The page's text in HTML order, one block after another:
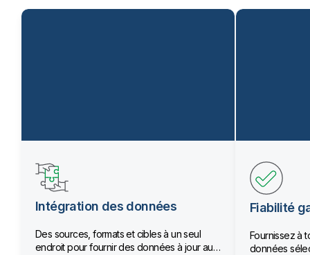
Intégration des données
Des sources, formats et cibles à un seul
endroit pour fournir des données à jour aux
Fiabilité
Fournissez à
données